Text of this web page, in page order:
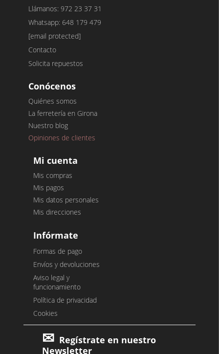
Llámanos: 972 23 37 31
Whatsapp: 648 179 479
[email protected]
Contacto
Solicita repuestos
Conócenos
Quiénes somos
La ferretería en Girona
Nuestro blog
Opiniones de clientes
Mi cuenta
Mis compras
Mis pagos
Mis datos personales
Mis direcciones
Infórmate
Formas de pago
Envíos y devoluciones
Aviso legal y
funcionamiento
Política de privacidad
Cookies
Regístrate en nuestro
Newsletter